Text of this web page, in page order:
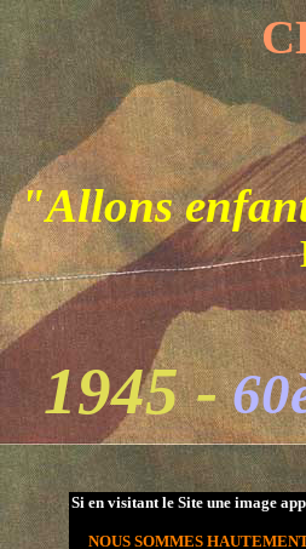
"Allons
1945 -
Si en visitant le Site une image
NOUS SOMMES